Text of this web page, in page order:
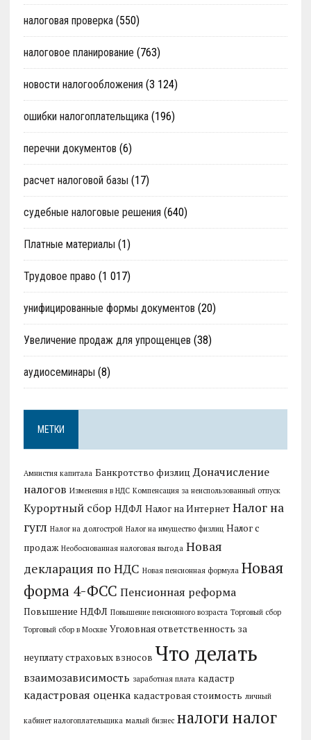
налоговая проверка(550)
налоговое планирование (763)
новости налогообложения (3 124)
ошибки налогоплательщика(196)
перечни документов (6)
расчет налоговой базы (17)
судебные налоговые решения (640)
Платные материалы (1)
Трудовое право (1 017)
унифицированные формы документов (20)
Увеличение продаж для упрощенцев (38)
аудиосеминары (8)
МЕТКИ
Амнистия капитала Банкротство физлиц Доначисление
налогов Изменения в НДС Компенсация за неиспользованный отпуск
Курортный сбор НДФЛ Налог на Интернет Налог на
гугл Налог на долгострой Налог на имущество физлиц Налог с
продаж Необоснованная налоговая выгода Новая
декларация по НДС Новая пенсионная формула Новая
форма 4-ФСС Пенсионная реформа
Повышение НДФЛ Повышение пенсионного возраста Торговый сбор
Торговый сбор в Москве Уголовная ответственность за
неуплату страховых взносов Что делать
взаимозависимость заработная плата кадастр
кадастровая оценка кадастровая стоимость личный
кабинет налогоплательщика малый бизнес налоги налог